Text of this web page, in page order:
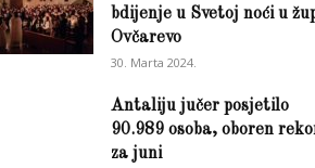
bdijenje u Svetoj noći u
Ovčarevo
30. Marta 2024.
Antaliju jučer posjetilo
90.989 osoba, oboren
za juni